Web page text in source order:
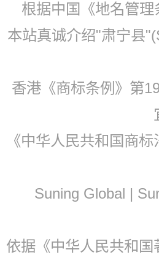
根据中国《地名管
本站真诚介绍"肃宁县
香港《商标条例》第
《中华人民共和国商
Suning Global |
依据《中华人民共和